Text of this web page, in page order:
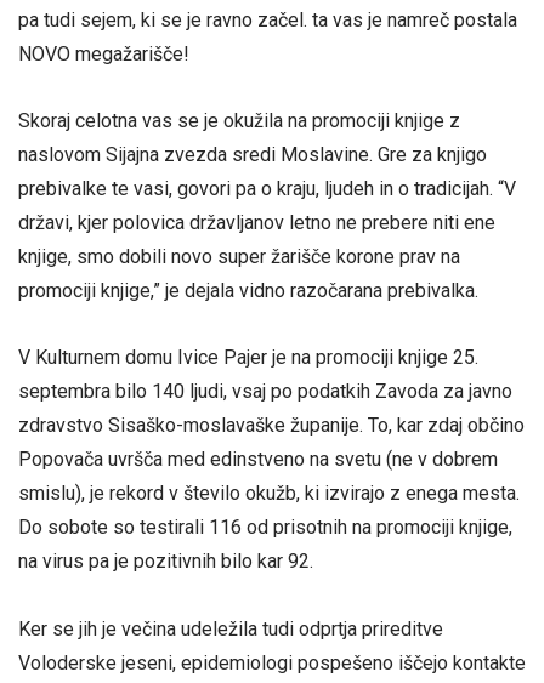
pa tudi sejem, ki se je ravno začel. ta vas je namreč postala
NOVO megažarišče!
Skoraj celotna vas se je okužila na promociji knjige z
naslovom Sijajna zvezda sredi Moslavine. Gre za knjigo
prebivalke te vasi, govori pa o kraju, ljudeh in o tradicijah. “V
državi, kjer polovica državljanov letno ne prebere niti ene
knjige, smo dobili novo super žarišče korone prav na
promociji knjige,” je dejala vidno razočarana prebivalka.
V Kulturnem domu Ivice Pajer je na promociji knjige 25.
septembra bilo 140 ljudi, vsaj po podatkih Zavoda za javno
zdravstvo Sisaško-moslavaške županije. To, kar zdaj občino
Popovača uvršča med edinstveno na svetu (ne v dobrem
smislu), je rekord v število okužb, ki izvirajo z enega mesta.
Do sobote so testirali 116 od prisotnih na promociji knjige,
na virus pa je pozitivnih bilo kar 92.
Ker se jih je večina udeležila tudi odprtja prireditve
Voloderske jeseni, epidemiologi pospešeno iščejo kontakte